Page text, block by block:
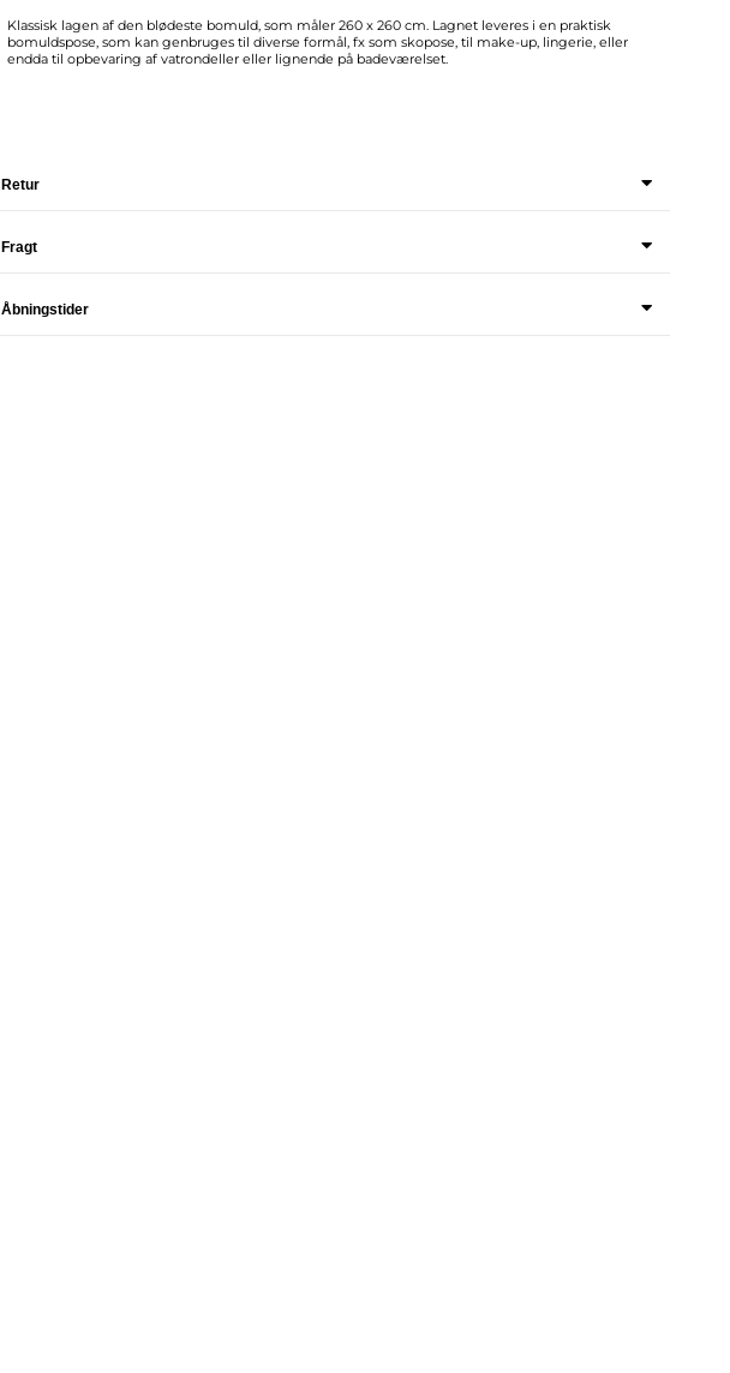
Klassisk lagen af den blødeste bomuld, som måler 260 x 260 cm. Lagnet leveres i en praktisk
bomuldspose, som kan genbruges til diverse formål, fx som skopose, til make-up, lingerie, eller
endda til opbevaring af vatrondeller eller lignende på badeværelset.
Retur
Fragt
Åbningstider